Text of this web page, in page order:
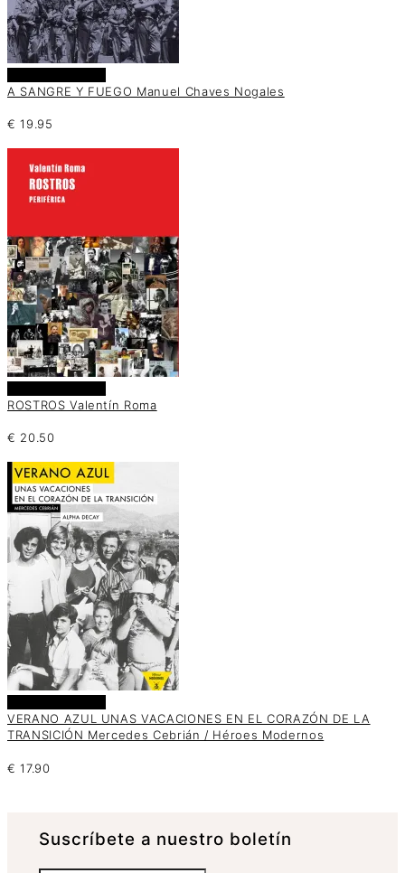
A SANGRE Y FUEGO Manuel Chaves Nogales
€ 19.95
ROSTROS Valentín Roma
€ 20.50
VERANO AZUL UNAS VACACIONES EN EL CORAZÓN DE LA
TRANSICIÓN Mercedes Cebrián / Héroes Modernos
€ 17.90
Suscrí­bete a nuestro boletín